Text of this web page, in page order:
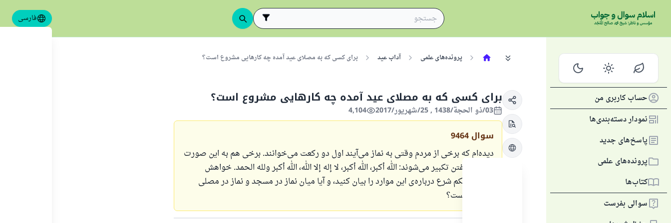
فارسی
حساب کاربری من
نمودار دسته‌بندی‌ها
پاسخ‌های جدید
پرونده‌های علمی
کتاب‌ها
سوالی بفرست
پرونده‌های علمی آداب عید برای کسی که به مصلای عید آمده چه کارهایی مشروع است؟
برای کسی که به مصلای عید آمده چه کارهایی مشروع است؟
03/ذو الحجة/1438 , 25/شهریور/2017 4,104
سوال 9464
دیده‌ام که برخی از مردم وقتی به نماز می‌آیند اول دو رکعت می‌خوانند. برخی هم به این صورت
مشغول گفتن تکبیر می‌شوند:الله أكبر، الله أكبر، لا إله إلا الله، الله أكبر ولله الحمد. خواهش
می‌کنم حکم شرع درباره‌ی این موارد را بیان کنید، و آیا میان نماز در مسجد و نماز در مصلی
تفاوتی هست؟